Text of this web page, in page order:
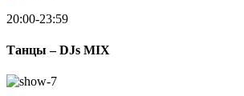
20:00-23:59
Танцы – DJs MIX